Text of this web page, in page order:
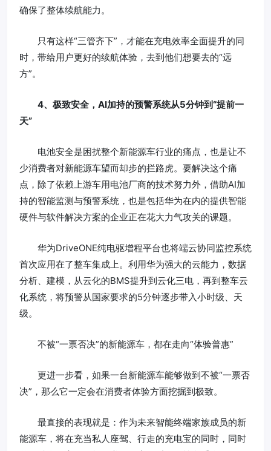
确保了整体续航能力。
只有这样“三管齐下”，才能在充电效率全面提升的同
时，带给用户更好的续航体验，去到他们想要去的“远
方”。
4、极致安全，AI加持的预警系统从5分钟到“提前一
天”
电池安全是困扰整个新能源车行业的痛点，也是让不
少消费者对新能源车望而却步的拦路虎。要解决这个痛
点，除了依赖上游车用电池厂商的技术努力外，借助AI加
持的智能监测与预警系统，也是包括华为在内的提供智能
硬件与软件解决方案的企业正在花大力气攻关的课题。
华为DriveONE纯电驱增程平台也将端云协同监控系统
首次应用在了整车集成上。利用华为强大的云能力，数据
分析、建模，从云化的BMS提升到云化三电，再到整车云
化系统，将预警从国家要求的5分钟逐步带入小时级、天
级。
不被“一票否决”的新能源车，都在走向“体验普惠”
更进一步看，如果一台新能源车能够做到不被“一票否
决”，那么它一定会在消费者体验方面挖掘到极致。
最直接的表现就是：作为未来智能终端家族成员的新
能源车，将在充当私人座驾、行走的充电宝的同时，同时